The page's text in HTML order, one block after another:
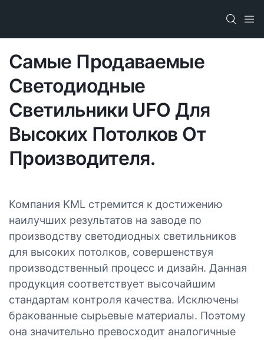
Самые Продаваемые
Светодиодные
Светильники UFO Для
Высоких Потолков От
Производителя.
Компания KML стремится к достижению
наилучших результатов на заводе по
производству светодиодных светильников
для высоких потолков, совершенствуя
производственный процесс и дизайн. Данная
продукция соответствует высочайшим
стандартам контроля качества. Исключены
бракованные сырьевые материалы. Поэтому
она значительно превосходит аналогичные